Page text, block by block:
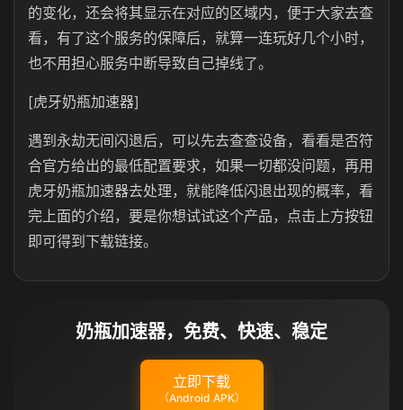
的变化，还会将其显示在对应的区域内，便于大家去查
看，有了这个服务的保障后，就算一连玩好几个小时，
也不用担心服务中断导致自己掉线了。
[虎牙奶瓶加速器]
遇到永劫无间闪退后，可以先去查查设备，看看是否符
合官方给出的最低配置要求，如果一切都没问题，再用
虎牙奶瓶加速器去处理，就能降低闪退出现的概率，看
完上面的介绍，要是你想试试这个产品，点击上方按钮
即可得到下载链接。
奶瓶加速器，免费、快速、稳定
立即下载
（Android APK）